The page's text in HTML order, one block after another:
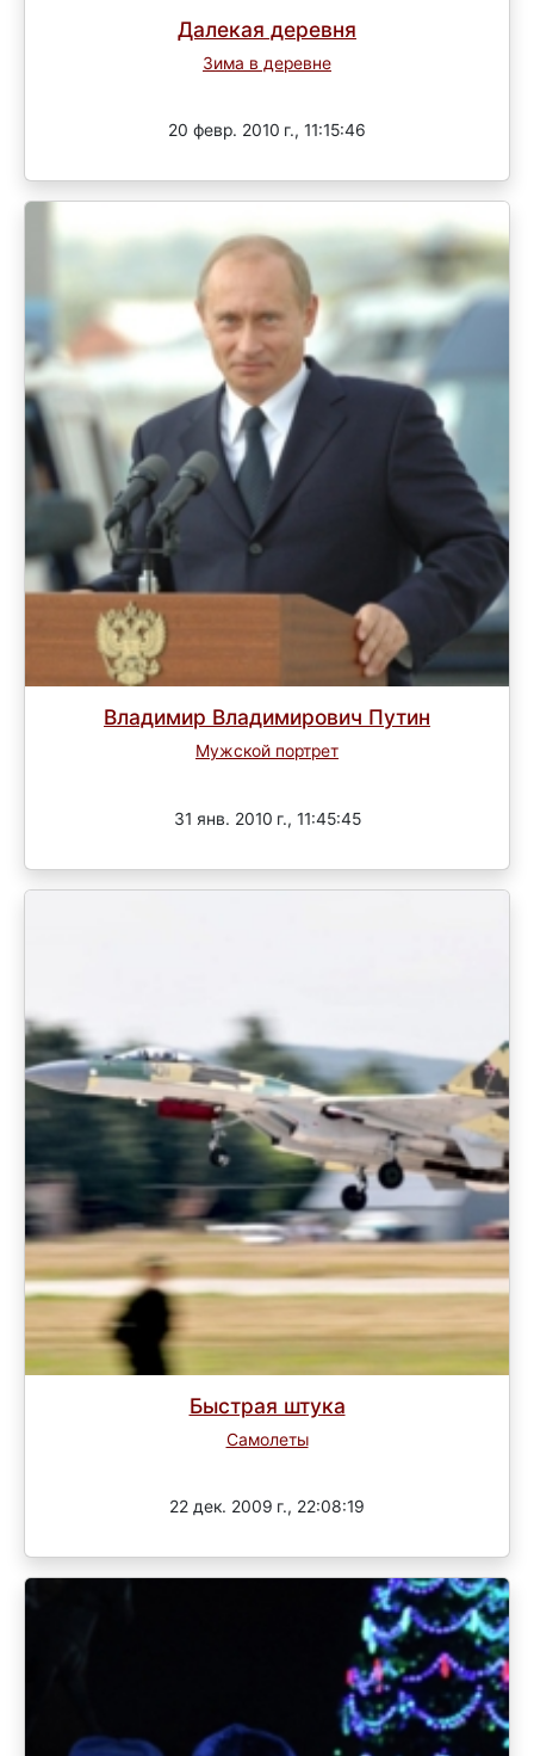
Далекая деревня
Зима в деревне
20 февр. 2010 г., 11:15:46
Владимир Владимирович Путин
Мужской портрет
31 янв. 2010 г., 11:45:45
Быстрая штука
Самолеты
22 дек. 2009 г., 22:08:19